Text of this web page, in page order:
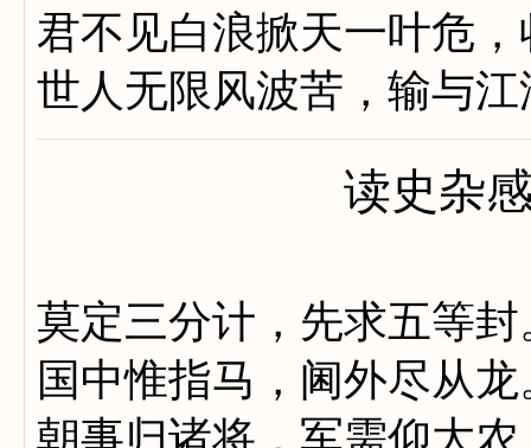
君不见白浪掀天一叶危
世人无限风波苦，输与
读史杂
莫定三分计，先求五等封
国中惟指马，阃外尽从龙
朝事归诸将，军需仰大农